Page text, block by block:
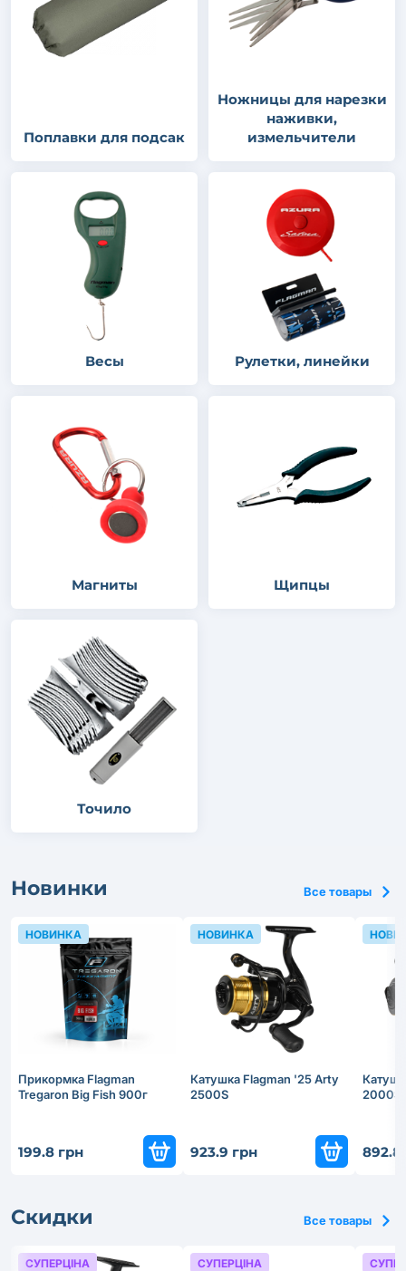
Поплавки для подсак
Ножницы для нарезки
наживки,
измельчители
Весы Рулетки, линейки
Магниты Щипцы
Точило
Новинки Все товары
Прикормка Flagman
Tregaron Big Fish 900г
199.8 грн
НОВИНКА
Катушка Flagman '25 Arty
2500S
923.9 грн
НОВИНКА
2000S
892.8
Скидки Все товары
СУПЕРЦІНА СУПЕРЦІНА